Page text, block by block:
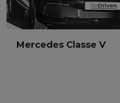
Mercedes Classe V